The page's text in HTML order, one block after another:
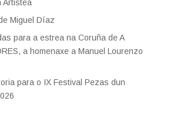
Artistea
Miguel Díaz
para a estrea na Coruña de A
a homenaxe a Manuel Lourenzo
para o IX Festival Pezas dun